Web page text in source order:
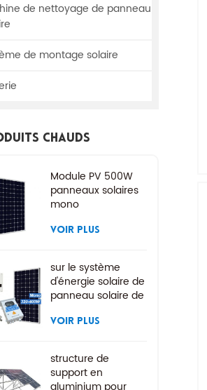
de nettoyage de panneau
de montage solaire
Chauds
Module PV 500W
panneaux solaires
mono
VOIR PLUS
sur le système
d'énergie solaire de
panneau solaire de
VOIR PLUS
structure de
support en